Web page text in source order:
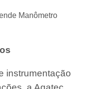
Manômetro
instrumentação